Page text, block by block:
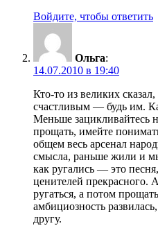
Войдите, чтобы ответить
Ольга:
14.07.2010 в 19:40
Кто-то из великих
счастливым — будь им.
Меньше зацикливайтесь
прощать, имейте
общем весь арсенал
смысла, раньше жили и
как ругались — это
ценителей прекрасного.
ругаться, а потом
амбициозность
другу.